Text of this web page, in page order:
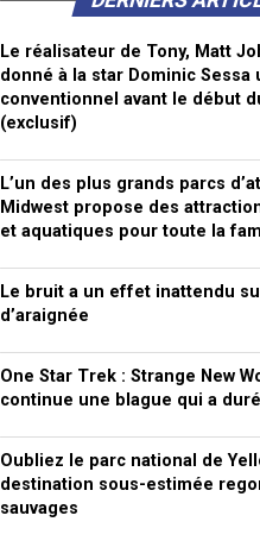
Le réalisateur de Tony, Matt
donné à la star Dominic Sessa
conventionnel avant le début
(exclusif)
L’un des plus grands parcs
Midwest propose des
et aquatiques pour toute la
Le bruit a un effet inattendu
d’araignée
One Star Trek : Strange New
continue une blague qui a
Oubliez le parc national de
destination sous-estimée
sauvages